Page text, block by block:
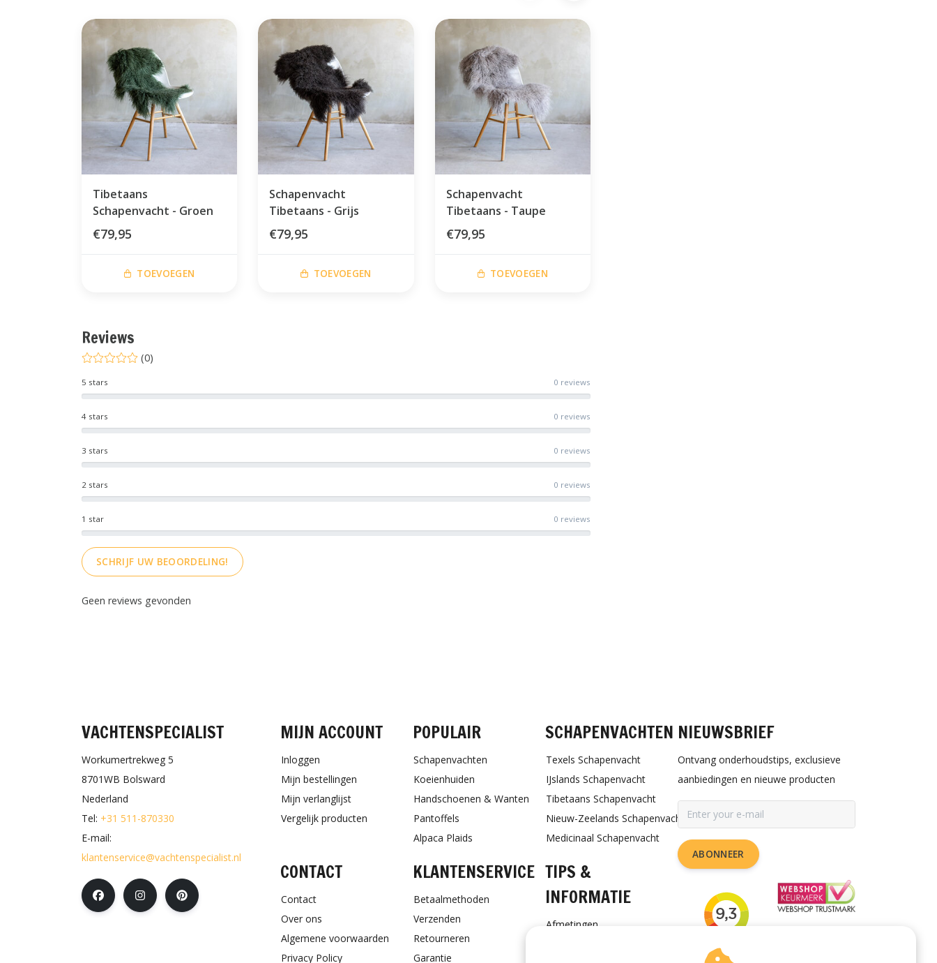
Tibetaans
Schapenvacht - Groen
€79,95
TOEVOEGEN
Schapenvacht
Tibetaans - Grijs
€79,95
TOEVOEGEN
Schapenvacht
Tibetaans - Taupe
€79,95
TOEVOEGEN
Reviews
(0)
1 star 0 reviews
2 stars 0 reviews
3 stars 0 reviews
4 stars 0 reviews
5 stars 0 reviews
SCHRIJF UW BEOORDELING!
Geen reviews gevonden
VACHTENSPECIALIST
Workumertrekweg 5
8701WB Bolsward
Nederland
Tel: +31 511-870330
E-mail:
klantenservice@vachtenspecialist.nl
MIJN ACCOUNT
Inloggen
Mijn bestellingen
Mijn verlanglijst
Vergelijk producten
POPULAIR
Schapenvachten
Koeienhuiden
Handschoenen & Wanten
Pantoffels
Alpaca Plaids
SCHAPENVACHTEN
Texels Schapenvacht
IJslands Schapenvacht
Tibetaans Schapenvacht
Nieuw-Zeelands Schapenvacht
Medicinaal Schapenvacht
CONTACT
Contact
Over ons
Algemene voorwaarden
Privacy Policy
KLANTENSERVICE
Betaalmethoden
Verzenden
Retourneren
Garantie
TIPS &
INFORMATIE
Afmetingen
NIEUWSBRIEF
Ontvang onderhoudstips, exclusieve
aanbiedingen en nieuwe producten
ABONNEER